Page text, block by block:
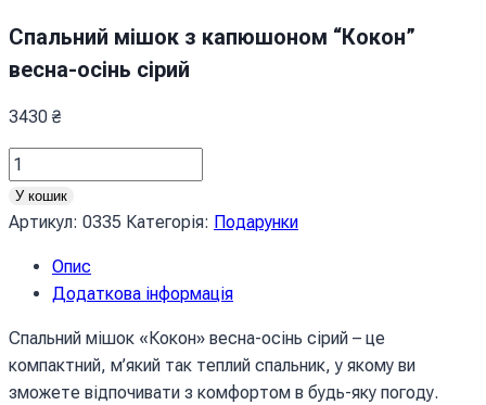
Спальний мішок з капюшоном “Кокон”
весна-осінь сірий
3430 ₴
Спальний
мішок
з
“Кокон”
весна-
сірий
кількість
У кошик
Артикул: 0335 Категорія: Подарунки
Опис
Додаткова інформація
Спальний мішок «Кокон» весна-осінь сірий – це
компактний, м’який так теплий спальник, у якому ви
зможете відпочивати з комфортом в будь-яку погоду.